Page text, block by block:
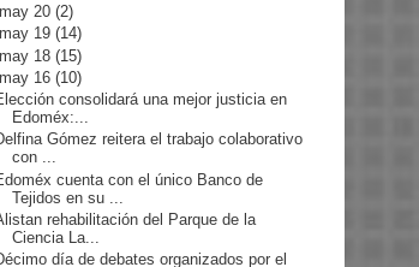
may 20(2)
may 19(14)
may 18(15)
may 16(10)
consolidará una mejor justicia en
Edoméx:...
Gómez reitera el trabajo colaborativo
con ...
cuenta con el único Banco de
Tejidos en su ...
rehabilitación del Parque de la
Ciencia La...
día de debates organizados por el